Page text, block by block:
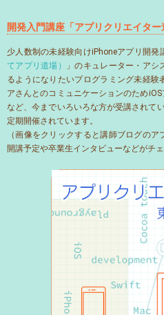
開発入門講座「アプリクリエイター
少人数制の未経験向けiPhoneアプリ開発
てアプリ道場）
」のキュレーター・ア
るようになりたいプログラミング未経
アさんとのコミュニケーションのため
など、今までいろいろな方が受講されて
定期開催されています。
（画像をクリックすると講師ブログの
開講予定や卒業生インタビューなどがチェ